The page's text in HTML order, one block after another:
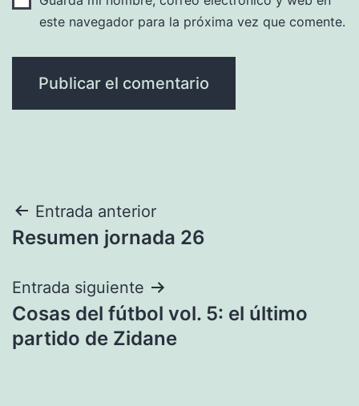
este navegador para la próxima vez que comente.
Navegación
de
entradas
Entrada anterior
Resumen jornada 26
Entrada siguiente
Cosas del fútbol vol. 5: el último
partido de Zidane